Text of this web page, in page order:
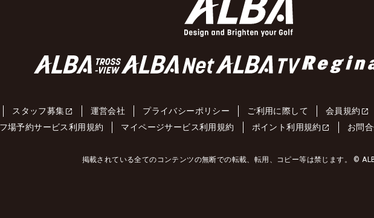
スタッフ募集 運営会社 プライバシーポリシー ご利用に際して 会員規約
場予約サービス利用規約
マイページサービス利用規約 ポイント利用規約 お問
掲載されている全てのコンテンツの無断での転載、転用、コピー等は禁じます。 ©